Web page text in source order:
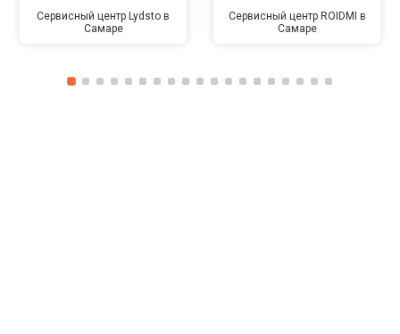
Сервисный центр Lydsto в
Самаре
Сервисный центр ROIDMI в
Самаре